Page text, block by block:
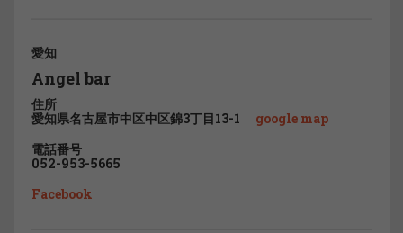
愛知
Angel bar
住所
愛知県名古屋市中区中区錦3丁目13-1 google map
電話番号
052-953-5665
Facebook